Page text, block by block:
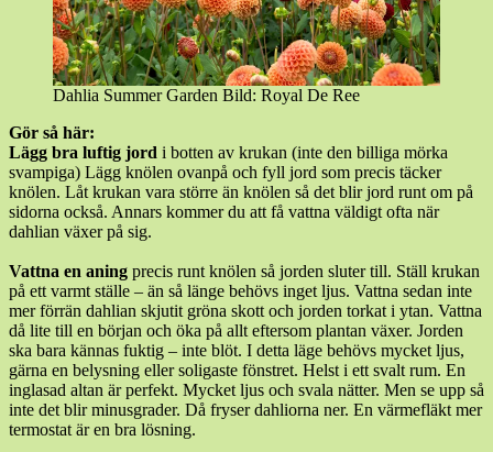
Dahlia Summer Garden Bild: Royal De Ree
Gör så här:
Lägg bra luftig jord i botten av krukan (inte den billiga mörka
svampiga) Lägg knölen ovanpå och fyll jord som precis täcker
knölen. Låt krukan vara större än knölen så det blir jord runt om på
sidorna också. Annars kommer du att få vattna väldigt ofta när
dahlian växer på sig.
Vattna en aning precis runt knölen så jorden sluter till. Ställ krukan
på ett varmt ställe – än så länge behövs inget ljus. Vattna sedan inte
mer förrän dahlian skjutit gröna skott och jorden torkat i ytan. Vattna
då lite till en början och öka på allt eftersom plantan växer. Jorden
ska bara kännas fuktig – inte blöt. I detta läge behövs mycket ljus,
gärna en belysning eller soligaste fönstret. Helst i ett svalt rum. En
inglasad altan är perfekt. Mycket ljus och svala nätter. Men se upp så
inte det blir minusgrader. Då fryser dahliorna ner. En värmefläkt mer
termostat är en bra lösning.